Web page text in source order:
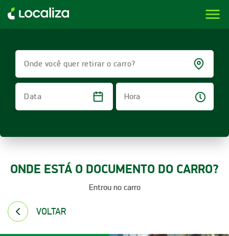
LOCALIZA ALUGUEL DE CARROS | LOCALIZA menu
Onde você quer retirar o carro?
Data
Hora
ONDE ESTÁ O DOCUMENTO DO CARRO?
Entrou no carro
VOLTAR